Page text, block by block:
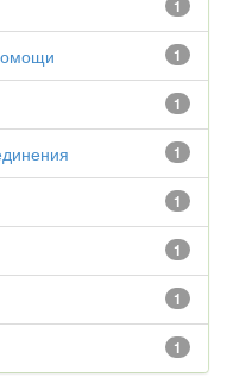
1
1
1
1
1
1
1
1